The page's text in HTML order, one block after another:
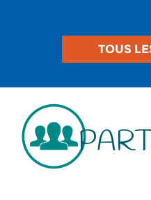
TOUS